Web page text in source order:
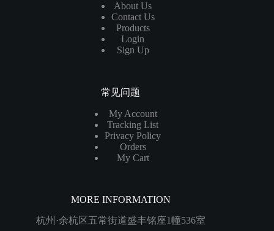
About Us
Contact Us
Products
Login
Sign Up
常见问题
My Account
Tracking List
Privacy Policy
Orders
My Cart
MORE INFORMATION
杭州·余杭区五常街道盛丰铭座1幢536室